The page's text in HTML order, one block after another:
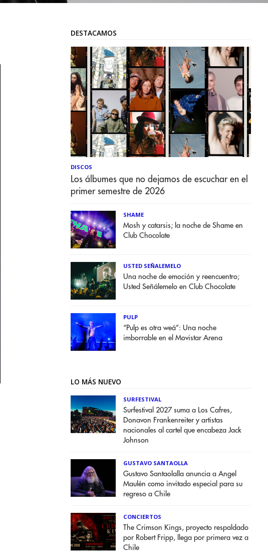
DESTACAMOS
DISCOS
Los álbumes que no dejamos de escuchar en el
primer semestre de 2026
SHAME
Mosh y catarsis; la noche de Shame en
Club Chocolate
USTED SEÑALEMELO
Una noche de emoción y reencuentro;
Usted Señálemelo en Club Chocolate
PULP
“Pulp es otra weá”: Una noche
imborrable en el Movistar Arena
LO MÁS NUEVO
SURFESTIVAL
Surfestival 2027 suma a Los Cafres,
Donavon Frankenreiter y artistas
nacionales al cartel que encabeza Jack
Johnson
GUSTAVO SANTAOLLA
Gustavo Santaolalla anuncia a Angel
Maulén como invitado especial para su
regreso a Chile
CONCIERTOS
The Crimson Kings, proyecto respaldado
por Robert Fripp, llega por primera vez a
Chile